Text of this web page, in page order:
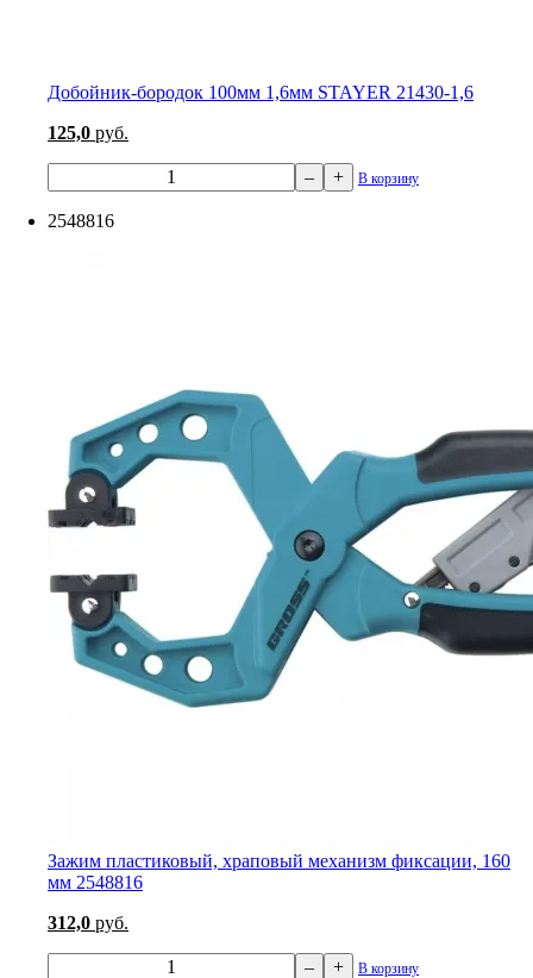
Добойник-бородок 100мм 1,6мм STAYER 21430-1,6
125,0 руб.
– + В корзину
2548816
Зажим пластиковый, храповый механизм фиксации, 160
мм 2548816
312,0 руб.
– + В корзину